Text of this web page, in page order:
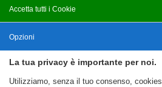
La tua privacy è importante per noi.
Utilizziamo, senza il tuo consenso,
Accetta tutti i Cookie
Salva
Opzioni
Nascondi Opzioni